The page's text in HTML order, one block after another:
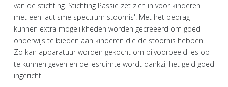
van de stichting. Stichting Passie zet zich in voor kinderen
met een 'autisme spectrum stoornis'. Met het bedrag
kunnen extra mogelijkheden worden gecreëerd om goed
onderwijs te bieden aan kinderen die de stoornis hebben.
Zo kan apparatuur worden gekocht om bijvoorbeeld les op
te kunnen geven en de lesruimte wordt dankzij het geld goed
ingericht.